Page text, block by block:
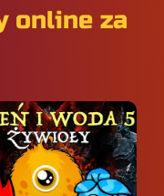
online za